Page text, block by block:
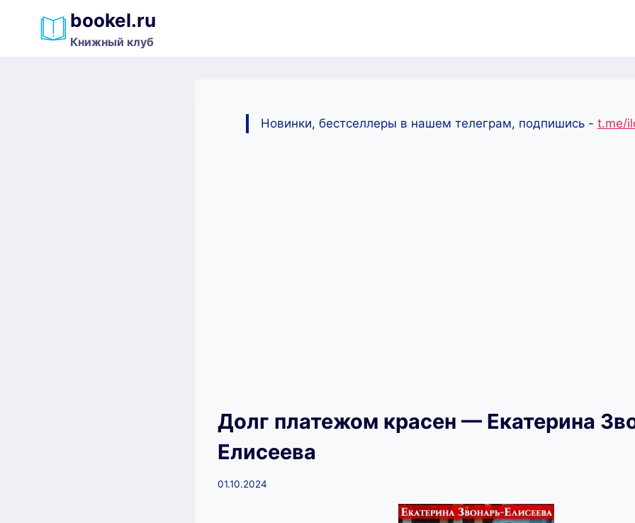
содержимому
bookel.ru
Книжный клуб
Новинки, бестселлеры в нашем телеграм, подпишись - t.me/
Долг платежом красен — Екатерина
Елисеева
01.10.2024